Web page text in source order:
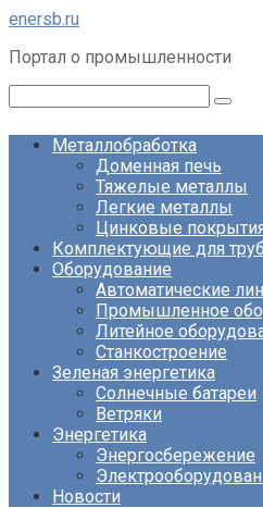
Перейти
контенту
enersb.ru
Портал о промышленности
Металлобработка
Доменная печь
Тяжелые металлы
Легкие металлы
Цинковые
Комплектующие для
Оборудование
Автоматические
Промышленное
Литейное
Станкостроение
Зеленая энергетика
Солнечные батареи
Ветряки
Энергетика
Энергосбережение
Новости